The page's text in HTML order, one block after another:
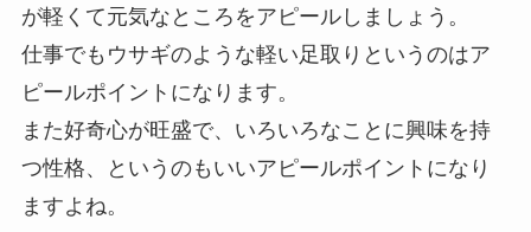
が軽くて元気なところをアピールしましょう。
仕事でもウサギのような軽い足取りというのはア
ピールポイントになります。
また好奇心が旺盛で、いろいろなことに興味を持
つ性格、というのもいいアピールポイントになり
ますよね。